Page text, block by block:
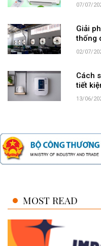
07/07/
Giải
thống
02/07/
Cách
tiết
13/06/
MOST READ